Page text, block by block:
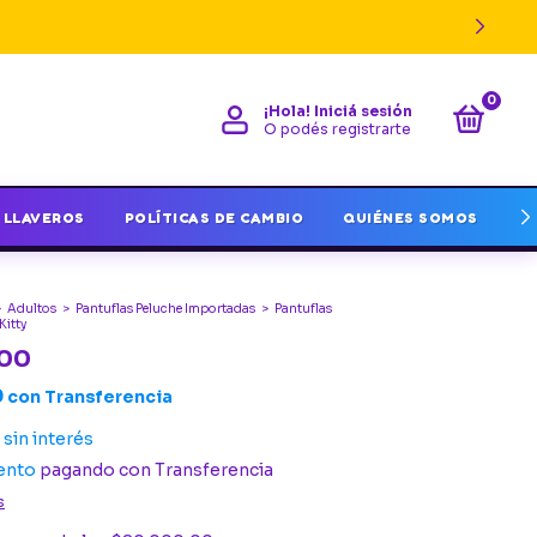
¡Hola! Iniciá sesión
O podés registrarte
0
LLAVEROS POLÍTICAS DE CAMBIO QUIÉNES SOMOS
Adultos > Pantuflas Peluche Importadas > Pantuflas
con Transferencia
sin interés
pagando con Transferencia